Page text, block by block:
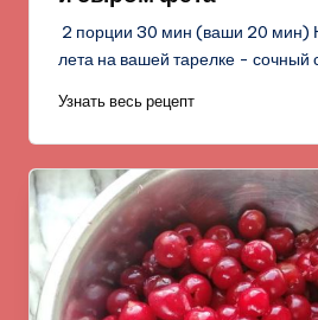
2 порции 30 мин (ваши 20 мин)
лета на вашей тарелке - сочный
Узнать весь рецепт